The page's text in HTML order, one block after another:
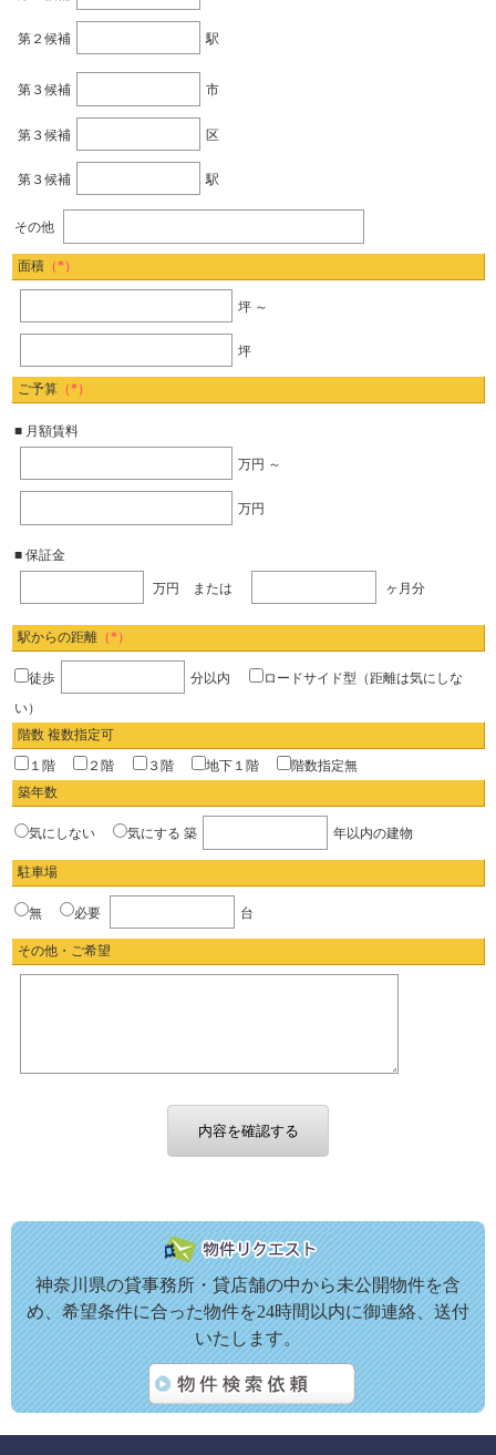
神奈川県の貸事務所・貸店舗の中から未公開物件を含
め、希望条件に合った物件を24時間以内に御連絡、送付
いたします。
第２候補 駅
第３候補 市
第３候補 区
第３候補 駅
その他
面積 （*）
坪 ～
坪
ご予算 （*）
■ 月額賃料
万円 ～
万円
■ 保証金
万円 または ヶ月分
駅からの距離 （*）
徒歩 分以内 ロードサイド型（距離は気にしな
い）
階数 複数指定可
１階 ２階 ３階 地下１階
階数指定無
築年数
気にしない 気にする 築 年以内の建物
駐車場
無 必要 台
その他・ご希望